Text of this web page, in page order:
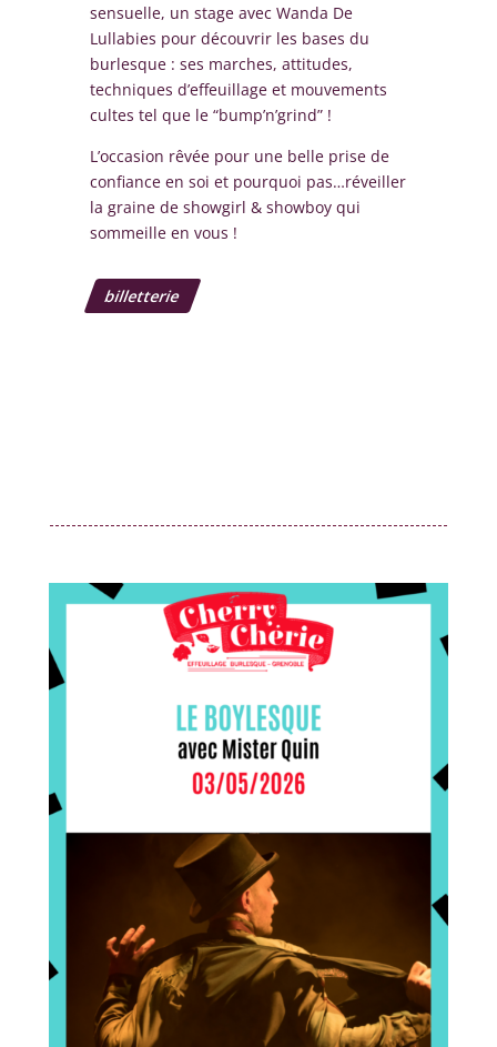
sensuelle, un stage avec Wanda De
Lullabies pour découvrir les bases du
burlesque : ses marches, attitudes,
techniques d’effeuillage et mouvements
cultes tel que le “bump’n’grind” !
L’occasion rêvée pour une belle prise de
confiance en soi et pourquoi pas…réveiller
la graine de showgirl & showboy qui
sommeille en vous !
billetterie